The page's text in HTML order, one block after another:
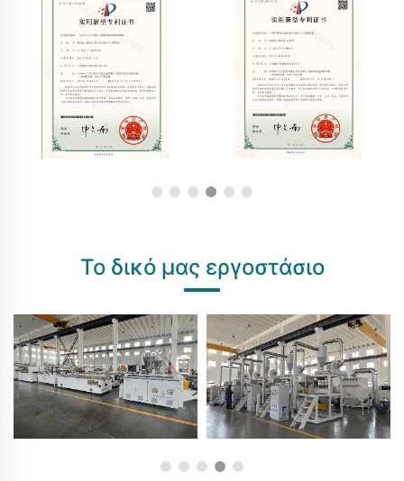
Το δικό μας εργοστάσιο